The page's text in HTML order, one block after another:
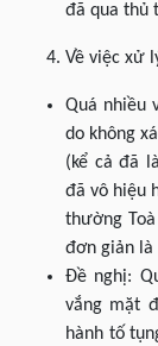
đã qua thủ
Về việc xử
Quá nhiều
do không
(kể cả đã
đã vô hiệu
thường
đơn giản là
Đề nghị:
vắng mặt
hành tố